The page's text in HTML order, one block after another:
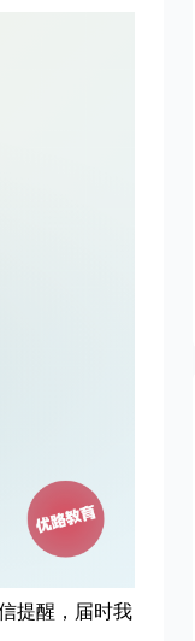
提醒，届时我